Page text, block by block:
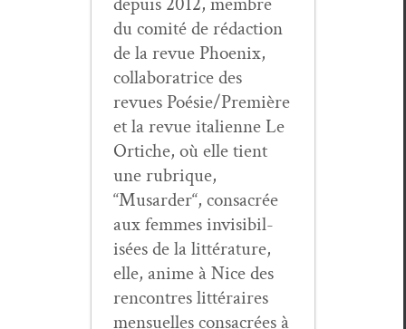
du comité de rédac­tion
de la revue Phoenix,
col­lab­o­ra­trice des
revues Poésie/Première
et la revue ital­i­enne Le
Ortiche, où elle tient
une rubrique,
“Musarder“, con­sacrée
aux femmes invis­i­bil­
isées de la lit­téra­ture,
elle, ani­me à Nice des
ren­con­tres lit­téraires
men­su­elles con­sacrées à